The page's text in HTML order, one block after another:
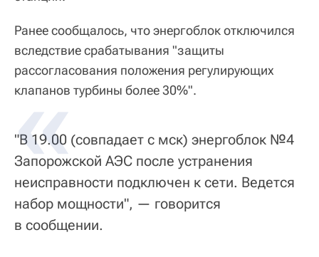
Ранее сообщалось, что энергоблок отключился
вследствие срабатывания "защиты
рассогласования положения регулирующих
клапанов турбины более 30%".
"В 19.00 (совпадает с мск) энергоблок №4
Запорожской АЭС после устранения
неисправности подключен к сети. Ведется
набор мощности", — говорится
в сообщении.